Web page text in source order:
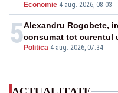
Economie-4 aug. 2026, 08:03
5 Politica-4 aug. 2026, 07:34
Alexandru Rogobete,
consumat tot curentul